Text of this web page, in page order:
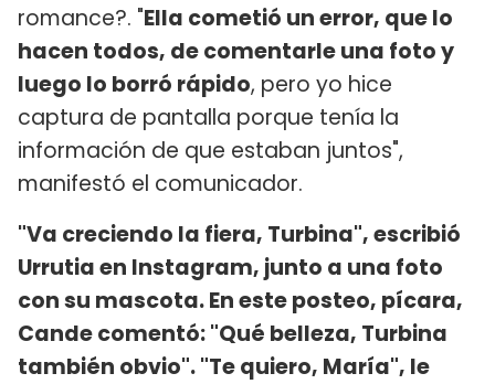
romance?. "Ella cometió un error, que lo
hacen todos, de comentarle una foto y
luego lo borró rápido, pero yo hice
captura de pantalla porque tenía la
información de que estaban juntos",
manifestó el comunicador.
"Va creciendo la fiera, Turbina", escribió
Urrutia en Instagram, junto a una foto
con su mascota. En este posteo, pícara,
Cande comentó: "Qué belleza, Turbina
también obvio". "Te quiero, María", le